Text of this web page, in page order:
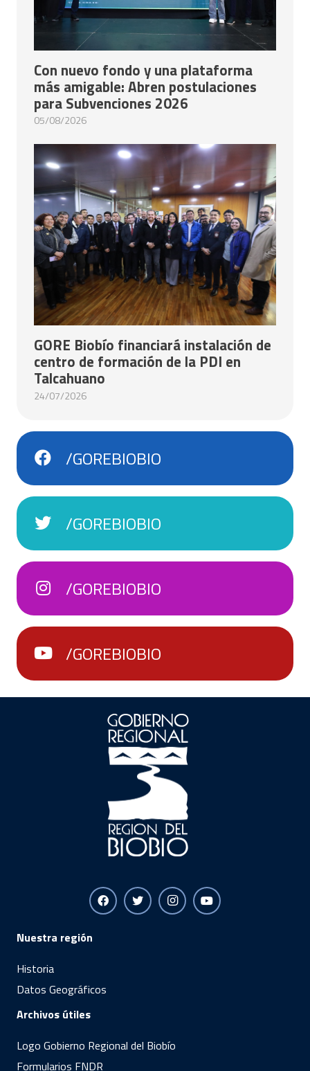
Con nuevo fondo y una plataforma
más amigable: Abren postulaciones
para Subvenciones 2026
05/08/2026
GORE Biobío financiará instalación de
centro de formación de la PDI en
Talcahuano
24/07/2026
/GOREBIOBIO
/GOREBIOBIO
/GOREBIOBIO
/GOREBIOBIO
Nuestra región
Historia
Datos Geográficos
Archivos útiles
Logo Gobierno Regional del Biobío
Formularios FNDR